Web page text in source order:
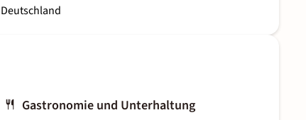
Deutschland
Gastronomie und Unterhaltung